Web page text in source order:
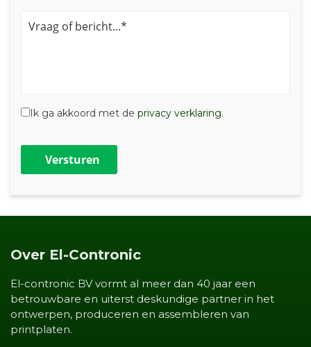
Ik ga akkoord met de privacy verklaring.
Versturen
Over El-Contronic
El-contronic BV vormt al meer dan 40 jaar een
betrouwbare en uiterst deskundige partner in het
ontwerpen, produceren en assembleren van
printplaten.